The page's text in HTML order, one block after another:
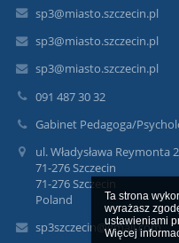
Ta strona
wyrażasz
ustawieniami
Więcej
sp3@miasto.szczecin.pl
sp3@miasto.szczecin.pl
sp3@miasto.szczecin.pl
091 487 30 32
Gabinet Pedagoga/
ul. Władysława Reymonta
71-276 Szczecin
71-276 Szczecin
Poland
sp3szczecin@gmail.com